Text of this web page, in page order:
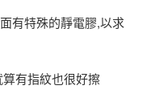
有特殊的靜電膠,以求
有指紋也很好擦